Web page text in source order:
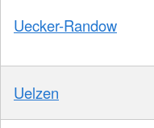
Uecker-Randow
Uelzen